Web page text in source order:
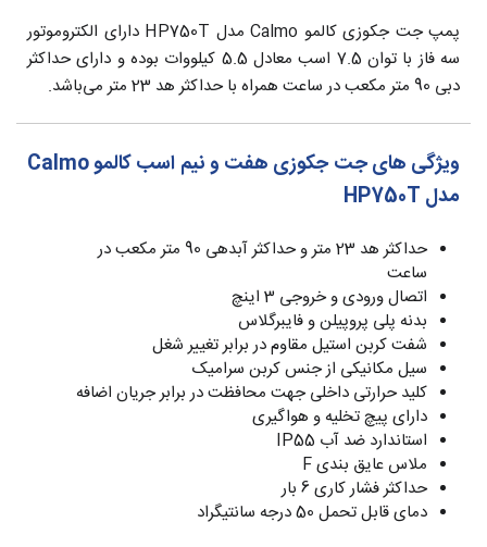
پمپ جت جکوزی کالمو Calmo مدل HP750T دارای الکتروموتور
سه فاز با توان 7.5 اسب معادل 5.5 کیلووات بوده و دارای حداکثر
دبی 90 متر مکعب در ساعت همراه با حداکثر هد 23 متر می‌باشد.
ویژگی های جت جکوزی هفت و نیم اسب کالمو Calmo
مدل HP750T
حداکثر هد 23 متر و حداکثر آبدهی 90 متر مکعب در
ساعت
اتصال ورودی و خروجی 3 اینچ
بدنه پلی پروپیلن و فایبرگلاس
شفت کربن استیل مقاوم در برابر تغییر شغل
سیل مکانیکی از جنس کربن سرامیک
کلید حرارتی داخلی جهت محافظت در برابر جریان اضافه
دارای پیچ تخلیه و هواگیری
استاندارد ضد آب IP55
ملاس عایق بندی F
حداکثر فشار کاری 6 بار
دمای قابل تحمل 50 درجه سانتیگراد